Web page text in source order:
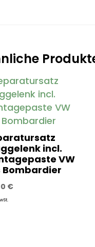
incl.
VW
Bombardier
€